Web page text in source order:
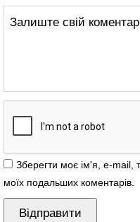
Зберегти моє ім'я, e-mail,
моїх подальших коментарів.